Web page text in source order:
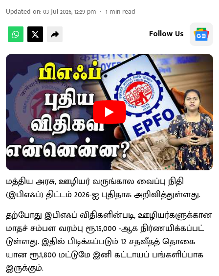
Updated on:03 Jul 2026, 12:29 pm 1 min read
Follow Us
மத்​திய அரசு, ஊழியர் வருங்கால வைப்பு நிதி
(இபிஎஃப்) திட்​டம் 2026-ஐ புதி​தாக அறி​வித்​துள்​ளது.
தற்​போது இபிஎஃப் விதி​களின்​படி, ஊழியர்​களுக்​கான
மாதச் சம்பள வரம்பு ரூ.15,000 -ஆக நிர்​ண​யிக்​கப்​பட்​
டுள்​ளது. இதில் பிடிக்​கப்​படும் 12 சதவீதத் தொகை​
யான ரூ.1,800 மட்​டுமே இனி கட்​டாயப் பங்​களிப்​பாக
இருக்​கும்.